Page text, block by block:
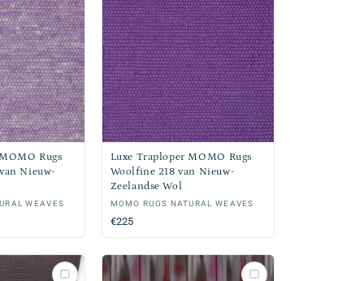
Rugs
Nieuw-
WEAVES
Luxe Traploper MOMO Rugs
Woolfine 218 van Nieuw-
Zeelandse Wol
Verkoper:
MOMO RUGS NATURAL WEAVES
Normale
prijs
€225